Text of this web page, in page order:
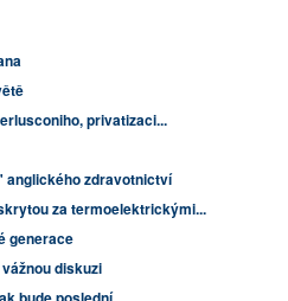
privatizaci...
anglického zdravotnictví
za termoelektrickými...
generace
diskuzi